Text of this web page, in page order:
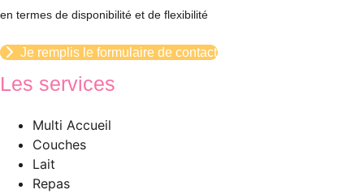
en termes de disponibilité et de flexibilité
Je remplis le formulaire de contact
Les services
Multi Accueil
Couches
Lait
Repas